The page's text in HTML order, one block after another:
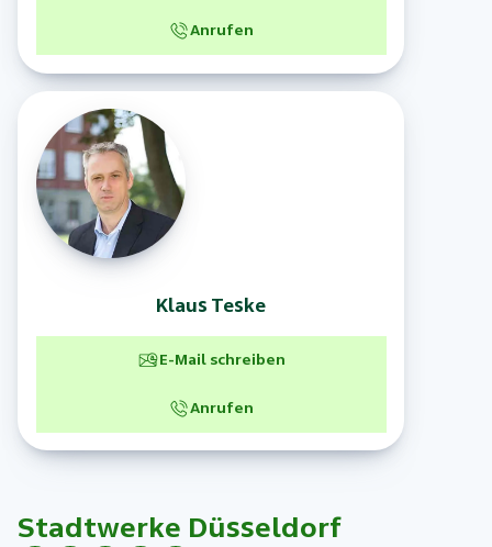
Anrufen
Klaus Teske
E-Mail schreiben
Anrufen
Stadtwerke Düsseldorf